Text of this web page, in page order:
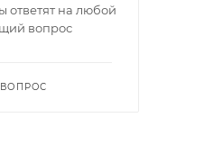
ответят на любой
вопрос
ВОПРОС